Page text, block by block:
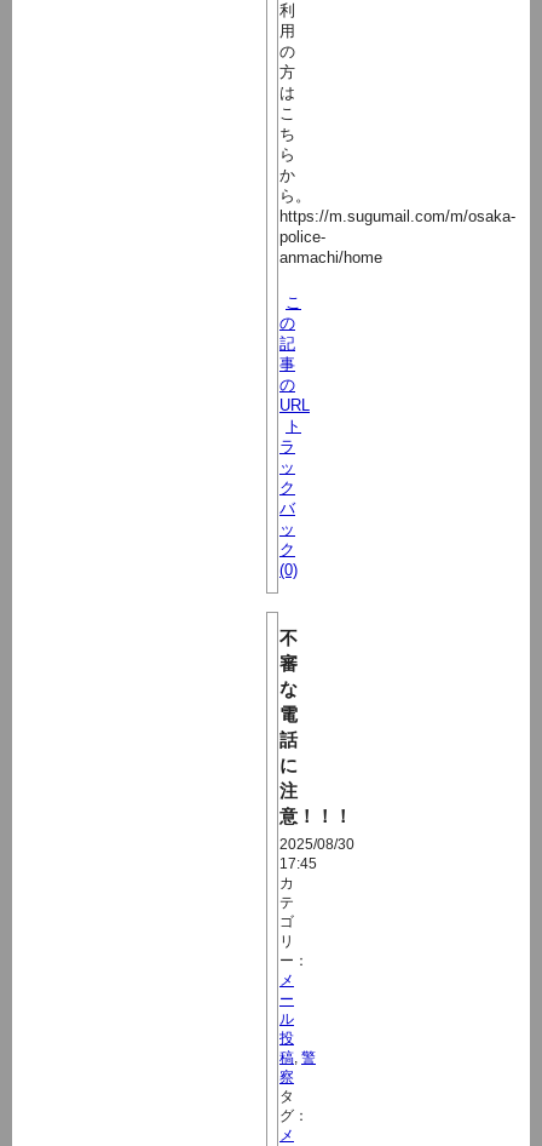
利
用
の
方
は
こ
ち
ら
か
ら。
https://m.sugumail.com/m/osaka-
police-
anmachi/home
こ
の
記
事
の
URL
ト
ラ
ッ
ク
バ
ッ
ク
(0)
不
審
な
電
話
に
注
意！！！
2025/08/30
17:45
カ
テ
ゴ
リ
ー：
メ
ー
ル
投
稿 警
察
タ
グ：
メ